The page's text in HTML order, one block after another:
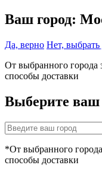
Ваш город:
Да, верно Нет, выбрать
От выбранного города
способы доставки
Выберите ваш
*От выбранного
способы доставки